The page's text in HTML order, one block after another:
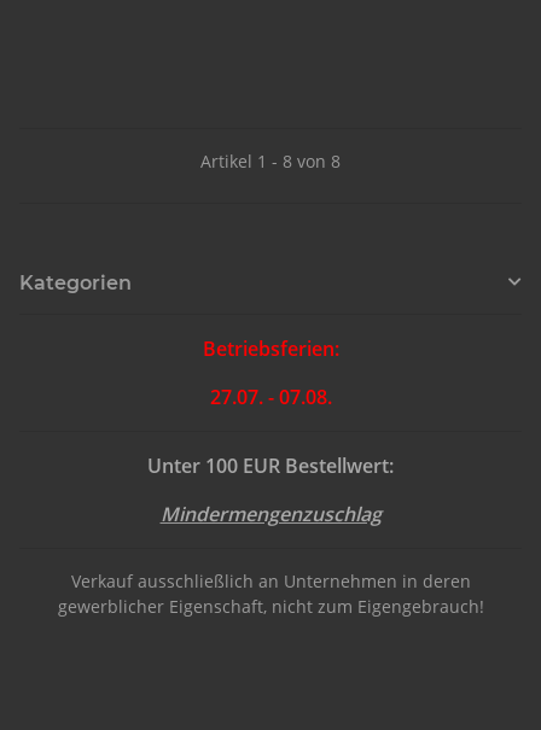
Artikel 1 - 8 von 8
Kategorien
Betriebsferien:
27.07. - 07.08.
Unter 100 EUR Bestellwert:
Mindermengenzuschlag
Verkauf ausschließlich an Unternehmen in deren
gewerblicher Eigenschaft, nicht zum Eigengebrauch!